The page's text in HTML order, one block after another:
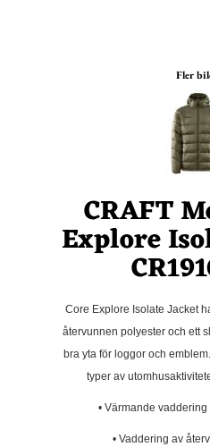
Fler
CRAFT
Explore
Core Explore Isolate Jacket
återvunnen polyester och ett
bra yta för loggor och
typer av
• Värmande
• Vaddering av